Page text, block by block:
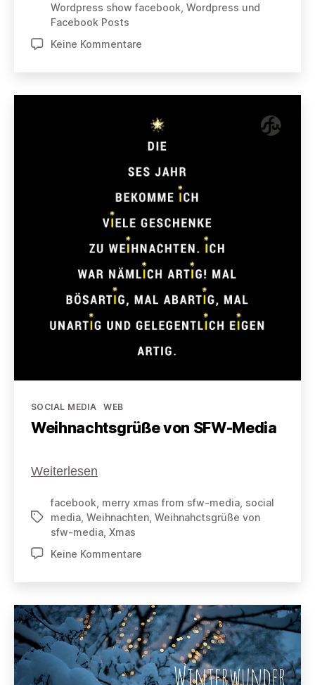
Wordpress show facebook, Wordpress und
Facebook Posts
Keine Kommentare
Feed
erstellen
Kategorien
SOCIAL MEDIA WEB
Weihnachtsgrüße von SFW-Media
Weiterlesen
SFW-
Media
Schlagwörter
facebook merry xmas from sfw-media social
media Weihnachten Weihnahctsgrüße von
sfw-media Xmas
Keine Kommentare
von
Media